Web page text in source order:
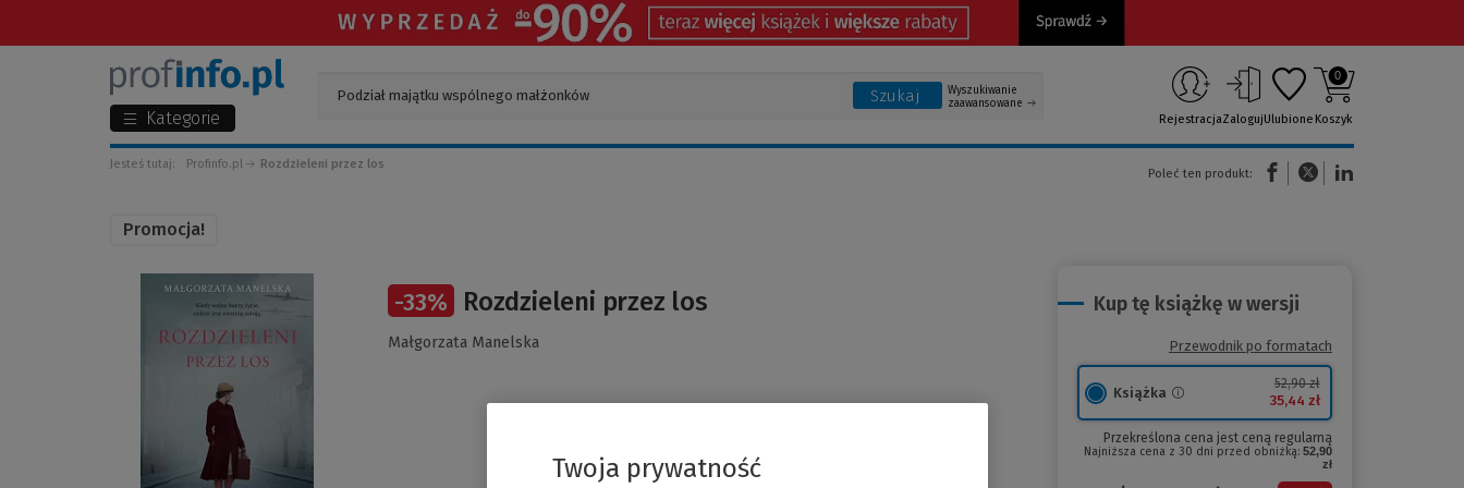
Kategorie
Szukaj
Wyszukiwanie
zaawansowane
RejestracjaZalogujUlubione
0
Koszyk
Jesteś tutaj: Profinfo.pl Rozdzieleni przez los
Poleć ten produkt:
(Nowe okno)(Link do innej strony)
Promocja!
-33% Rozdzieleni przez los
Małgorzata Manelska
Kup tę książkę w wersji
Przewodnik po formatach
Książka
52,90 zł
35,44 zł
Przekreślona cena jest ceną regularną
Najniższa cena z 30 dni przed obniżką: 52,90
zł
Twoja prywatność